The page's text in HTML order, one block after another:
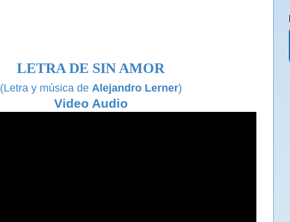
LETRA DE SIN AMOR
(Letra y música de Alejandro Lerner)
Video Audio
.